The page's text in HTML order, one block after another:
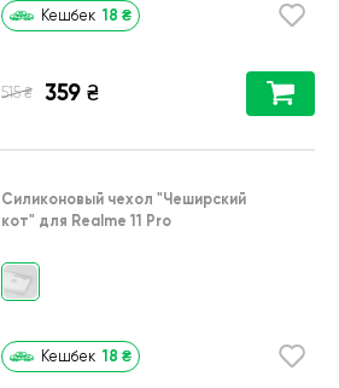
Кешбек 18 ₴
515 ₴ 359 ₴
Силиконовый чехол "Чеширский
кот" для Realme 11 Pro
Кешбек 18 ₴